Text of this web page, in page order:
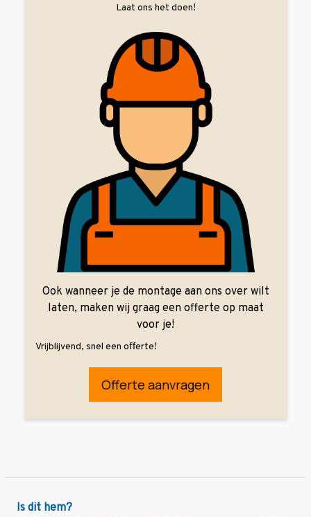
Laat ons het doen!
Ook wanneer je de montage aan ons over wilt
laten, maken wij graag een offerte op maat
voor je!
Vrijblijvend, snel een offerte!
Offerte aanvragen
Is dit hem?